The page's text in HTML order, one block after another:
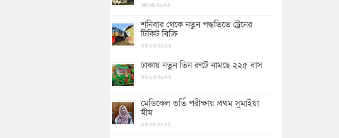
২৪/০৪/২০২২
শনিবার থেকে নতুন পদ্ধতিতে ট্রেনের
টিকিট বিক্রি
২৫/০৩/২০২২
ঢাকায় নতুন তিন রুটে নামছে ২২৫ বাস
২২/০৩/২০২২
মেডিকেল ভর্তি পরীক্ষায় প্রথম সুমাইয়া
মীম
০৫/০৪/২০২২